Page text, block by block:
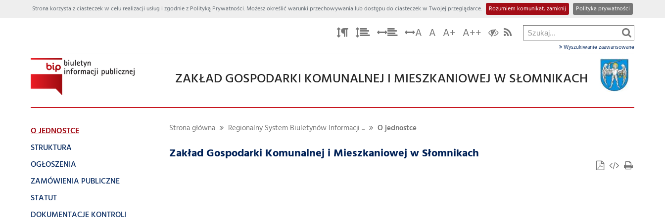
Strona korzysta z ciasteczek w celu realizacji usług i zgodnie z Polityką Prywatności. Możesz określić warunki przechowywania lub dostępu do ciasteczek w Twojej przeglądarce. Rozumiem komunikat, zamknij Polityka prywatności
A A A+ A++
Wyszukiwanie zaawansowane
ZAKŁAD GOSPODARKI KOMUNALNEJ I MIESZKANIOWEJ W SŁOMNIKACH
O JEDNOSTCE
STRUKTURA
OGŁOSZENIA
ZAMÓWIENIA PUBLICZNE
STATUT
DOKUMENTACJE KONTROLI
Strona główna Regionalny System Biuletynów Informacji ... O jednostce
Zakład Gospodarki Komunalnej i Mieszkaniowej w Słomnikach
w
dziale